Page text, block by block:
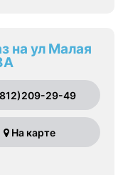
на ул Малая
29-49
На карте